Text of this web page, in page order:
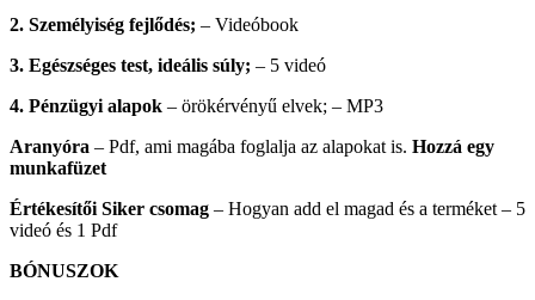
2. Személyiség fejlődés; – Videóbook
3. Egészséges test, ideális súly; – 5 videó
4. Pénzügyi alapok – örökérvényű elvek; – MP3
Aranyóra – Pdf, ami magába foglalja az alapokat is. Hozzá egy
munkafüzet
Értékesítői Siker csomag – Hogyan add el magad és a terméket – 5
videó és 1 Pdf
BÓNUSZOK